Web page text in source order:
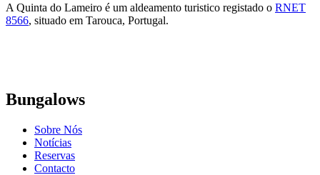
A Quinta do Lameiro é um aldeamento turistico registado o RNET
8566, situado em Tarouca, Portugal.
Bungalows
Sobre Nós
Notícias
Reservas
Contacto